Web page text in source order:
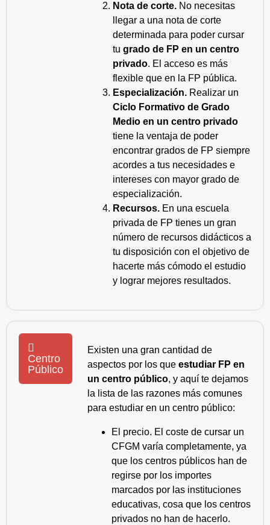
Nota de corte. No necesitas
llegar a una nota de corte
determinada para poder cursar
tu grado de FP en un centro
privado. El acceso es más
flexible que en la FP pública.
Especialización. Realizar un
Ciclo Formativo de Grado
Medio en un centro privado
tiene la ventaja de poder
encontrar grados de FP siempre
acordes a tus necesidades e
intereses con mayor grado de
especialización.
Recursos. En una escuela
privada de FP tienes un gran
número de recursos didácticos a
tu disposición con el objetivo de
hacerte más cómodo el estudio
y lograr mejores resultados.
Centro
Público
Existen una gran cantidad de
aspectos por los que estudiar FP en
un centro público, y aquí te dejamos
la lista de las razones más comunes
para estudiar en un centro público:
El precio. El coste de cursar un
CFGM varía completamente, ya
que los centros públicos han de
regirse por los importes
marcados por las instituciones
educativas, cosa que los centros
privados no han de hacerlo.